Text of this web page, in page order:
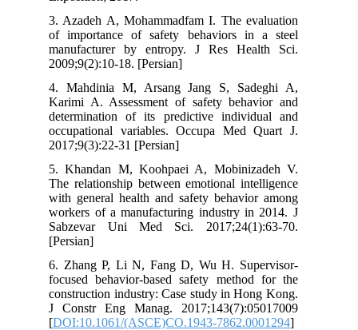
3. Azadeh A, Mohammadfam I. The
of importance of safety behaviors
manufacturer by entropy. J Res
2009;9(2):10-18. [Persian]
4. Mahdinia M, Arsang Jang S,
Karimi A. Assessment of safety
determination of its predictive
occupational variables. Occupa Med
2017;9(3):22-31 [Persian]
5. Khandan M, Koohpaei A,
The relationship between emotional
with general health and safety
workers of a manufacturing industry
Sabzevar Uni Med Sci.
6. Zhang P, Li N, Fang D, Wu H.
focused behavior-based safety
construction industry: Case study in
J Constr Eng Manag.
[DOI:10.1061/(ASCE)CO.1943-